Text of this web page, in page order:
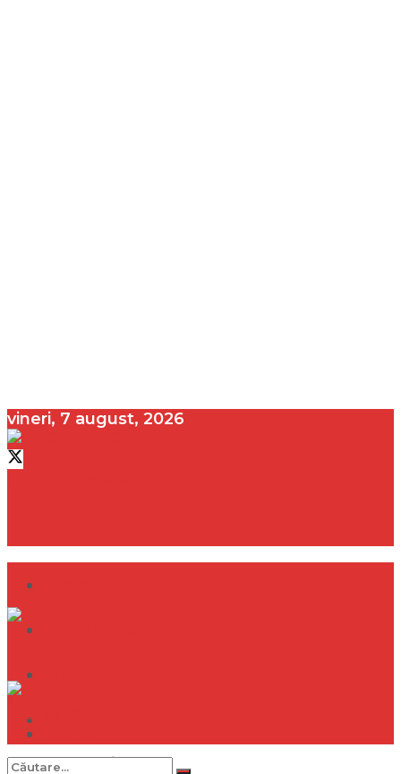
vineri, 7 august, 2026
Internațional